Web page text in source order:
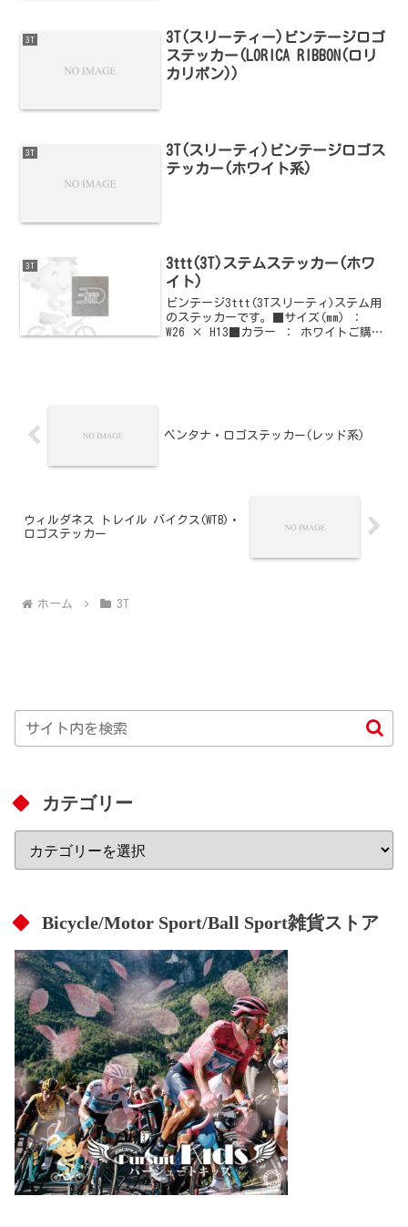
3T
3T(スリーティー)ビンテージロゴ
ステッカー(LORICA RIBBON(ロリ
カリボン))
3T
3T(スリーティ)ビンテージロゴス
テッカー(ホワイト系)
3T
3ttt(3T)ステムステッカー(ホワ
イト)
ビンテージ3ttt(3Tスリーティ)ステム用
のステッカーです。■サイズ(mm) ：
W26 × H13■カラー ： ホワイトご購入
ベンタナ・ロゴステッカー(レッド系)
ウィルダネス トレイル バイクス(WTB)・
ロゴステッカー
ホーム 3T
カテゴリー
Bicycle/Motor Sport/Ball Sport雑貨ストア